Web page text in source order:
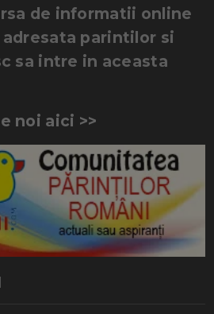
de informatii online
parintilor si
sa intre in aceasta
noi aici >>